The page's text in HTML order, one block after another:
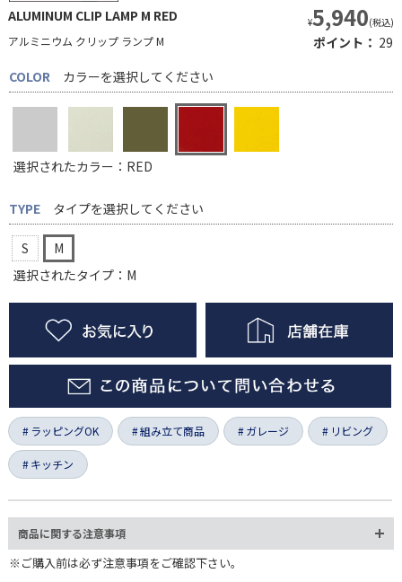
ALUMINUM CLIP LAMP M RED
アルミニウム クリップ ランプ M
¥5,940(税込)
ポイント： 29
COLOR
カラーを選択してください
選択されたカラー：RED
TYPE タイプを選択してください
S
M
選択されたタイプ：M
ラッピングOK 組み立て商品 ガレージ リビング
キッチン
商品に関する注意事項
※ご購入前は必ず注意事項をご確認下さい。